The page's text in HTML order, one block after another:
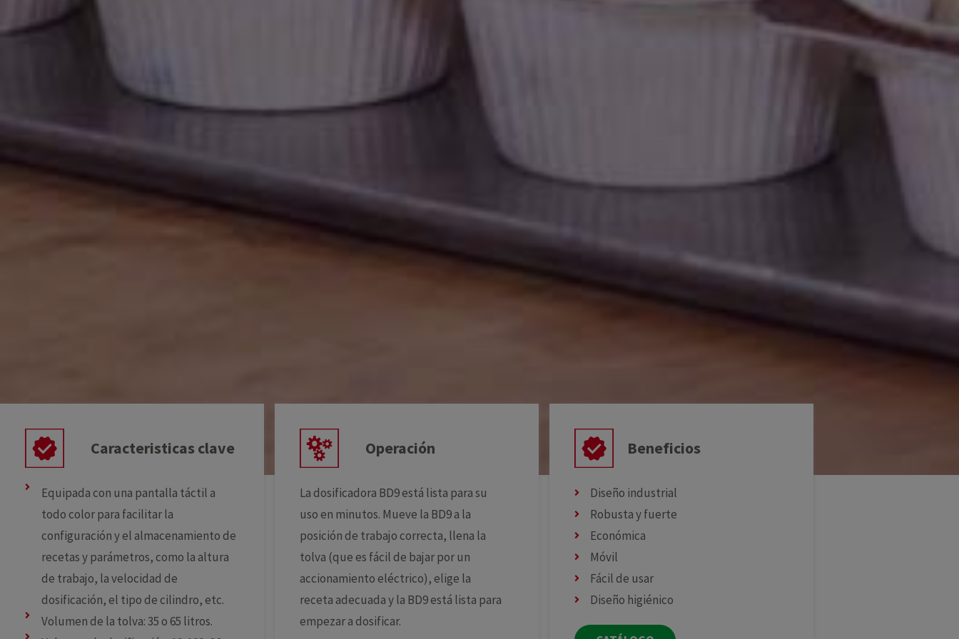
Caracteristicas clave
Equipada con una pantalla táctil a
todo color para facilitar la
configuración y el almacenamiento de
recetas y parámetros, como la altura
de trabajo, la velocidad de
dosificación, el tipo de cilindro, etc.
Volumen de la tolva: 35 o 65 litros.
Operación
La dosificadora BD9 está lista para su
uso en minutos. Mueve la BD9 a la
posición de trabajo correcta, llena la
tolva (que es fácil de bajar por un
accionamiento eléctrico), elige la
receta adecuada y la BD9 está lista para
empezar a dosificar.
Beneficios
Diseño industrial
Robusta y fuerte
Económica
Móvil
Fácil de usar
Diseño higiénico